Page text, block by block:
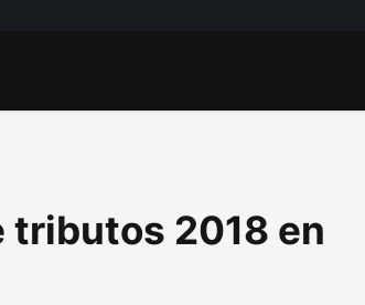
tributos 2018 en